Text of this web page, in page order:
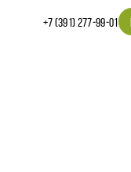
+7 (391) 277‒99‒01